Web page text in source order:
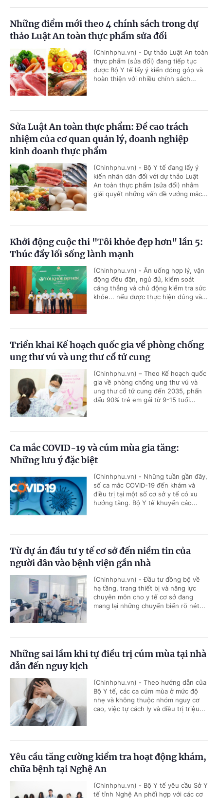
Những điểm mới theo 4 chính sách trong dự
thảo Luật An toàn thực phẩm sửa đổi
(Chinhphu.vn) - Dự thảo Luật An toàn
thực phẩm (sửa đổi) đang tiếp tục
được Bộ Y tế lấy ý kiến đóng góp và
hoàn thiện với nhiều chính sách...
Sửa Luật An toàn thực phẩm: Đề cao trách
nhiệm của cơ quan quản lý, doanh nghiệp
kinh doanh thực phẩm
(Chinhphu.vn) - Bộ Y tế đang lấy ý
kiến nhân dân đối với dự thảo Luật
An toàn thực phẩm (sửa đổi) nhằm
giải quyết những vấn đề vướng mắc...
Khởi động cuộc thi "Tôi khỏe đẹp hơn" lần 5:
Thúc đẩy lối sống lành mạnh
(Chinhphu.vn) - Ăn uống hợp lý, vận
động đều đặn, ngủ đủ, kiểm soát
căng thẳng và chủ động kiểm tra sức
khỏe... nếu được thực hiện đúng và...
Triển khai Kế hoạch quốc gia về phòng chống
ung thư vú và ung thư cổ tử cung
(Chinhphu.vn) – Theo Kế hoạch quốc
gia về phòng chống ung thư vú và
ung thư cổ tử cung đến 2035, phấn
đấu 90% trẻ em gái từ 9-15 tuổi...
Ca mắc COVID-19 và cúm mùa gia tăng:
Những lưu ý đặc biệt
(Chinhphu.vn) - Những tuần gần đây,
số ca mắc COVID-19 đến khám và
điều trị tại một số cơ sở y tế có xu
hướng tăng. Bộ Y tế khuyến cáo...
Từ dự án đầu tư y tế cơ sở đến niềm tin của
người dân vào bệnh viện gần nhà
(Chinhphu.vn) - Đầu tư đồng bộ về
hạ tầng, trang thiết bị và năng lực
chuyên môn cho y tế cơ sở đang
mang lại những chuyển biến rõ nét...
Những sai lầm khi tự điều trị cúm mùa tại nhà
dẫn đến nguy kịch
(Chinhphu.vn) - Theo hướng dẫn của
Bộ Y tế, các ca cúm mùa ở mức độ
nhẹ và không thuộc nhóm nguy cơ
cao, việc tự cách ly và điều trị triệu...
Yêu cầu tăng cường kiểm tra hoạt động khám,
chữa bệnh tại Nghệ An
(Chinhphu.vn) - Bộ Y tế yêu cầu Sở Y
tế tỉnh Nghệ An phối hợp với các cơ